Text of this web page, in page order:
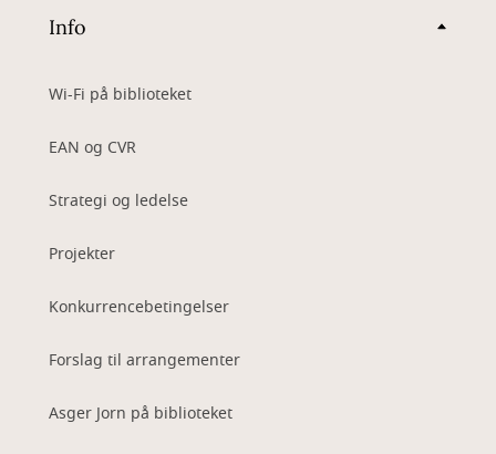
Info
Wi-Fi på biblioteket
EAN og CVR
Strategi og ledelse
Projekter
Konkurrencebetingelser
Forslag til arrangementer
Asger Jorn på biblioteket